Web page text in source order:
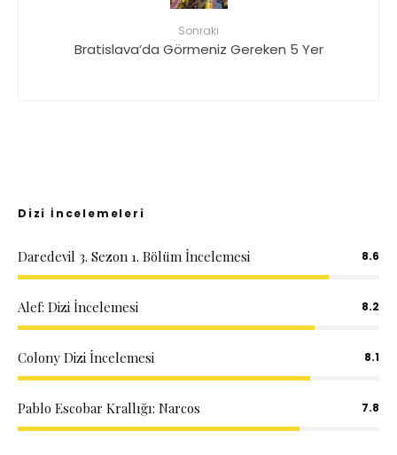
Sonraki
Bratislava’da Görmeniz Gereken 5 Yer
Dizi İncelemeleri
Daredevil 3. Sezon 1. Bölüm İncelemesi 8.6
Alef: Dizi İncelemesi 8.2
Colony Dizi İncelemesi 8.1
Pablo Escobar Krallığı: Narcos 7.8